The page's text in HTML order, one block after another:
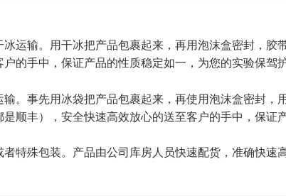
运输。用干冰把产品包裹起来，再用泡沫盒密封，
的手中，保证产品的性质稳定如一，为您的实验保驾护
。事先用冰袋把产品包裹起来，再使用泡沫盒密封
顺丰），安全快速高效放心的送至客户的手中，保证
特殊包装。产品由公司库房人员快速配货，准确快速